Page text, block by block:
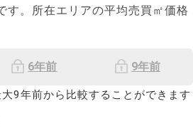
す。所在エリアの平均売買㎡価格
6年前 9年前
9年前から比較することができます